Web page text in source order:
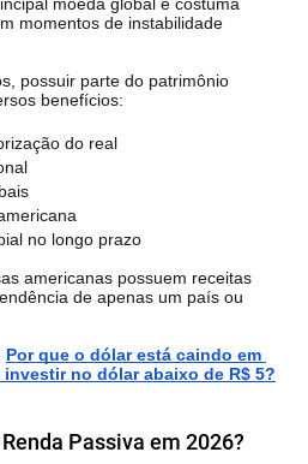
momentos de instabilidade
possuir parte do patrimônio
benefícios:
do real
no longo prazo
americanas possuem receitas
de apenas um país ou
Por que o dólar está caindo em
no dólar abaixo de R$ 5?
Passiva em 2026?